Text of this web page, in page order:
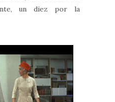
un diez por la